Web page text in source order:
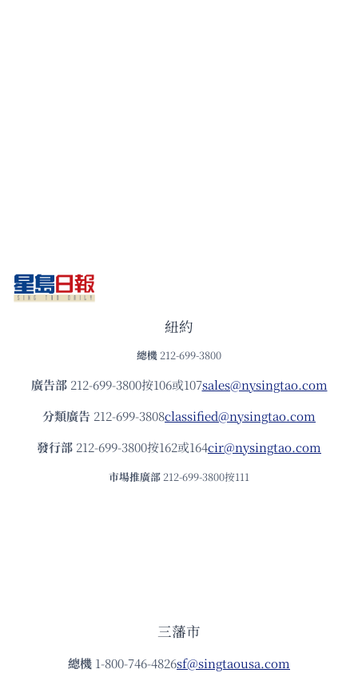
紐約
總機 212-699-3800
廣告部212-699-3800按106或107sales@nysingtao.com
分類廣告 212-699-3808classified@nysingtao.com
發⾏部 212-699-3800按162或164cir@nysingtao.com
市場推廣部 212-699-3800按111
三藩市
總機 1-800-746-4826sf@singtaousa.com